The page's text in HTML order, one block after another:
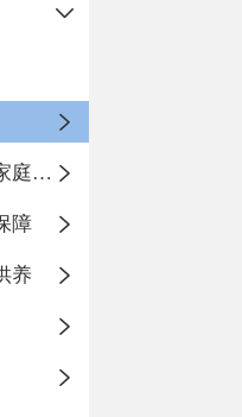
特殊困难家庭照护
障
养